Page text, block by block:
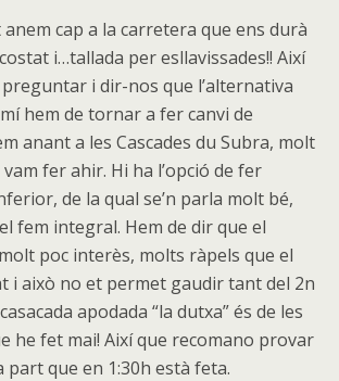
cap a la carretera que ens durà
i…tallada per esllavissades!! Així
i dir-nos que l’alternativa
hem de tornar a fer canvi de
anant a les Cascades du Subra, molt
fer ahir. Hi ha l’opció de fer
de la qual se’n parla molt bé,
fem integral. Hem de dir que el
poc interès, molts ràpels que el
i això no et permet gaudir tant del 2n
apodada “la dutxa” és de les
he fet mai! Així que recomano provar
part que en 1:30h està feta.